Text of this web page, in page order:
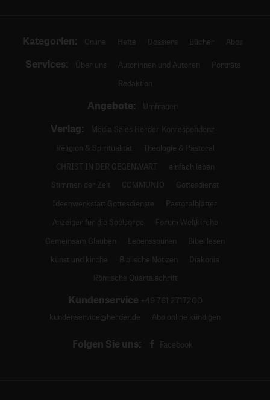
Kategorien: Online Hefte Dossiers Bücher Abos
Services: Über uns Autorinnen und Autoren
Porträts
Redaktion
Angebote: Umfragen
Verlag:
Media Sales Herder Korrespondenz
Religion & Spiritualität
Theologie & Pastoral
CHRIST IN DER GEGENWART
einfach leben
Stimmen der Zeit
COMMUNIO
Gottesdienst
Ideenwerkstatt Gottesdienste
Pastoralblätter
Anzeiger für die Seelsorge
Forum Weltkirche
Gemeinsam Glauben
Lebensspuren
Bibel lesen
kunst und kirche
Biblische Notizen
Diakonia
Römische Quartalschrift
Kundenservice +49 761 2717200
kundenservice@herder.de
Abo online kündigen
Folgen Sie uns: Facebook